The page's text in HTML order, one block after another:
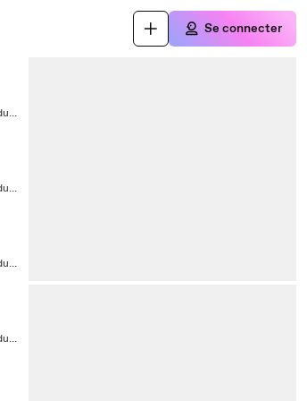
Se connecter
Florent solardunord
Florent solardunord
Florent solardunord
Florent solardunord